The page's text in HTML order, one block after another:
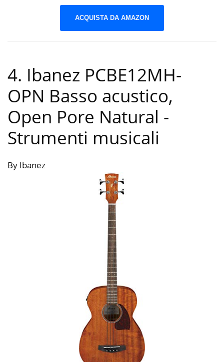
ACQUISTA DA AMAZON
4. Ibanez PCBE12MH-
OPN Basso acustico,
Open Pore Natural -
Strumenti musicali
By Ibanez